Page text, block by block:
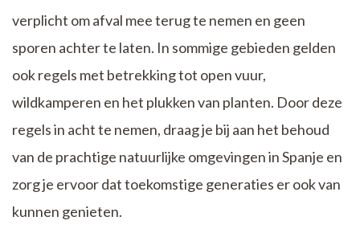
verplicht om afval mee terug te nemen en geen
sporen achter te laten. In sommige gebieden gelden
ook regels met betrekking tot open vuur,
wildkamperen en het plukken van planten. Door deze
regels in acht te nemen, draag je bij aan het behoud
van de prachtige natuurlijke omgevingen in Spanje en
zorg je ervoor dat toekomstige generaties er ook van
kunnen genieten.